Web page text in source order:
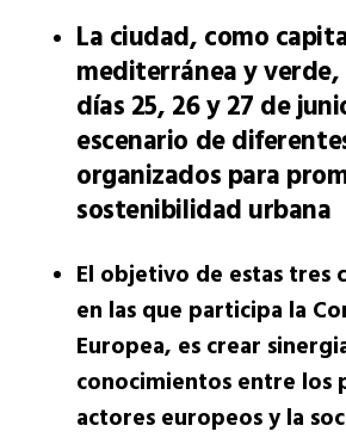
La ciudad, como
mediterránea y
días 25, 26 y 27 de
escenario de
organizados para
sostenibilidad urbana
El objetivo de estas tres
en las que participa la
Europea, es crear
conocimientos entre los
actores europeos y la